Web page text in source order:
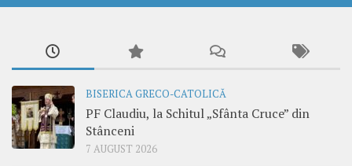
BISERICA GRECO-CATOLICĂ
PF Claudiu, la Schitul „Sfânta Cruce” din
Stânceni
7 AUGUST 2026